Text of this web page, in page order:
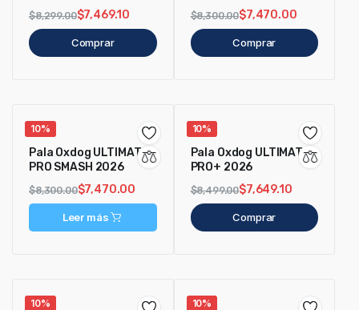
$8,299.00$7,469.10
Comprar
$8,300.00$7,470.00
Comprar
10%
Pala Oxdog ULTIMATE
PRO SMASH 2026
$8,300.00$7,470.00
Leer más
10%
Pala Oxdog ULTIMATE
PRO+ 2026
$8,499.00$7,649.10
Comprar
10% 10%